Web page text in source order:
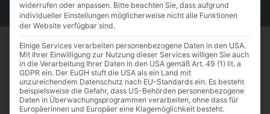
widerrufen oder anpassen. Bitte beachten Sie, dass aufgrund
individueller Einstellungen möglicherweise nicht alle Funktionen
der Website verfügbar sind.
Einige Services verarbeiten personenbezogene Daten in den USA.
Mit Ihrer Einwilligung zur Nutzung dieser Services willigen Sie auch
in die Verarbeitung Ihrer Daten in den USA gemäß Art. 49 (1) lit. a
GDPR ein. Der EuGH stuft die USA als ein Land mit
unzureichendem Datenschutz nach EU-Standards ein. Es besteht
beispielsweise die Gefahr, dass US-Behörden personenbezogene
Daten in Überwachungsprogrammen verarbeiten, ohne dass für
Europäerinnen und Europäer eine Klagemöglichkeit besteht.